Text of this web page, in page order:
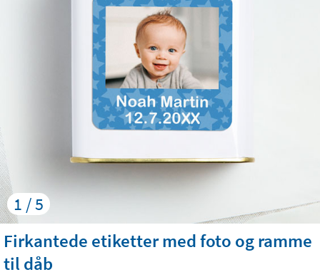
1 / 5
Firkantede etiketter med foto og ramme
til dåb